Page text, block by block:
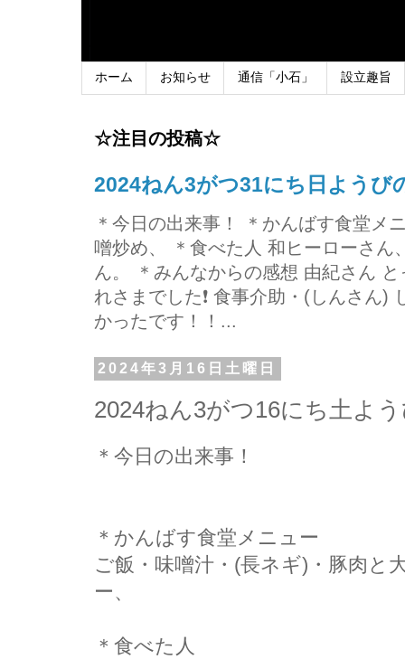
ホーム お知らせ 通信「小石」 設立趣旨
☆注目の投稿☆
2024ねん3がつ31にち日ようび
＊今日の出来事！ ＊かんばす食堂メ
噌炒め、 ＊食べた人 和ヒーローさん
ん。 ＊みんなからの感想 由紀さん
れさまでした❗ 食事介助・(しんさん)
かったです！！...
2024年3月16日土曜日
2024ねん3がつ16にち土よ
＊今日の出来事！
＊かんばす食堂メニュー
ご飯・味噌汁・(長ネギ)・豚肉と
ー、
＊食べた人